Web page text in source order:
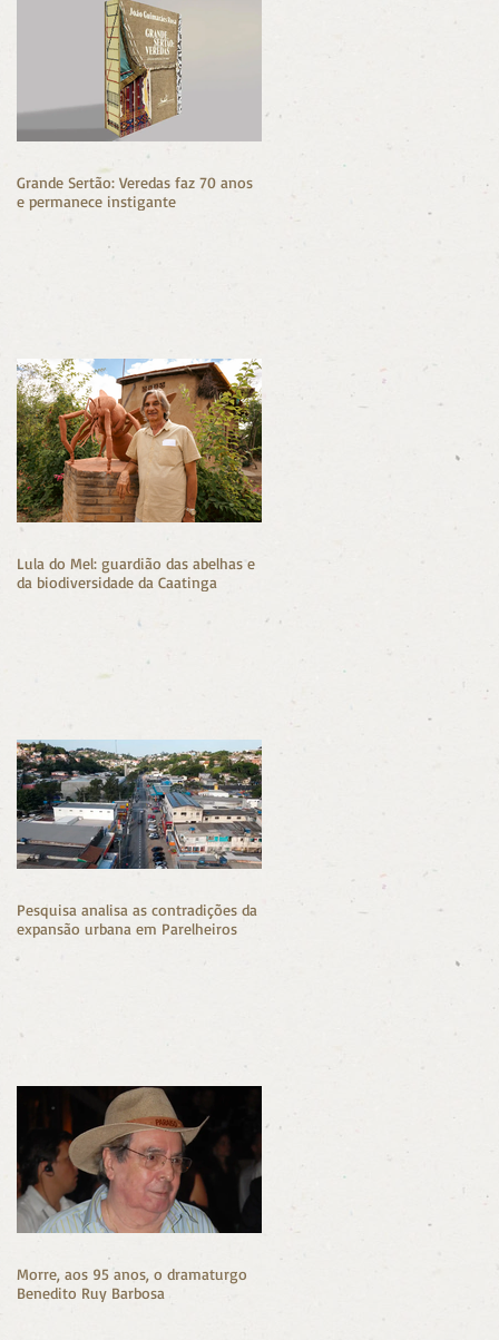
Grande Sertão: Veredas faz 70 anos
e permanece instigante
Lula do Mel: guardião das abelhas e
da biodiversidade da Caatinga
Pesquisa analisa as contradições da
expansão urbana em Parelheiros
Morre, aos 95 anos, o dramaturgo
Benedito Ruy Barbosa